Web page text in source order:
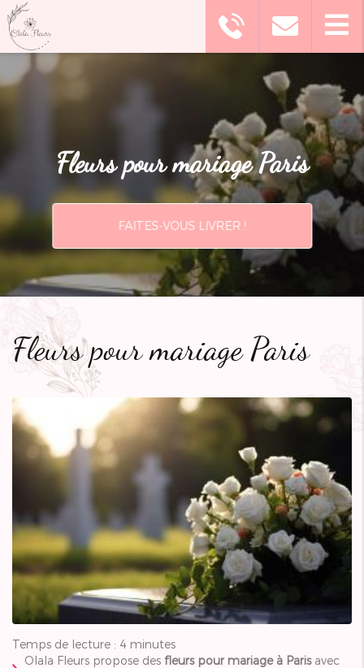
Fleurs pour mariage Paris
FAITES-VOUS LIVRER !
Fleurs pour mariage Paris
Temps de lecture : 4 minutes
Olala Fleurs propose des fleurs pour mariage à Parisavec